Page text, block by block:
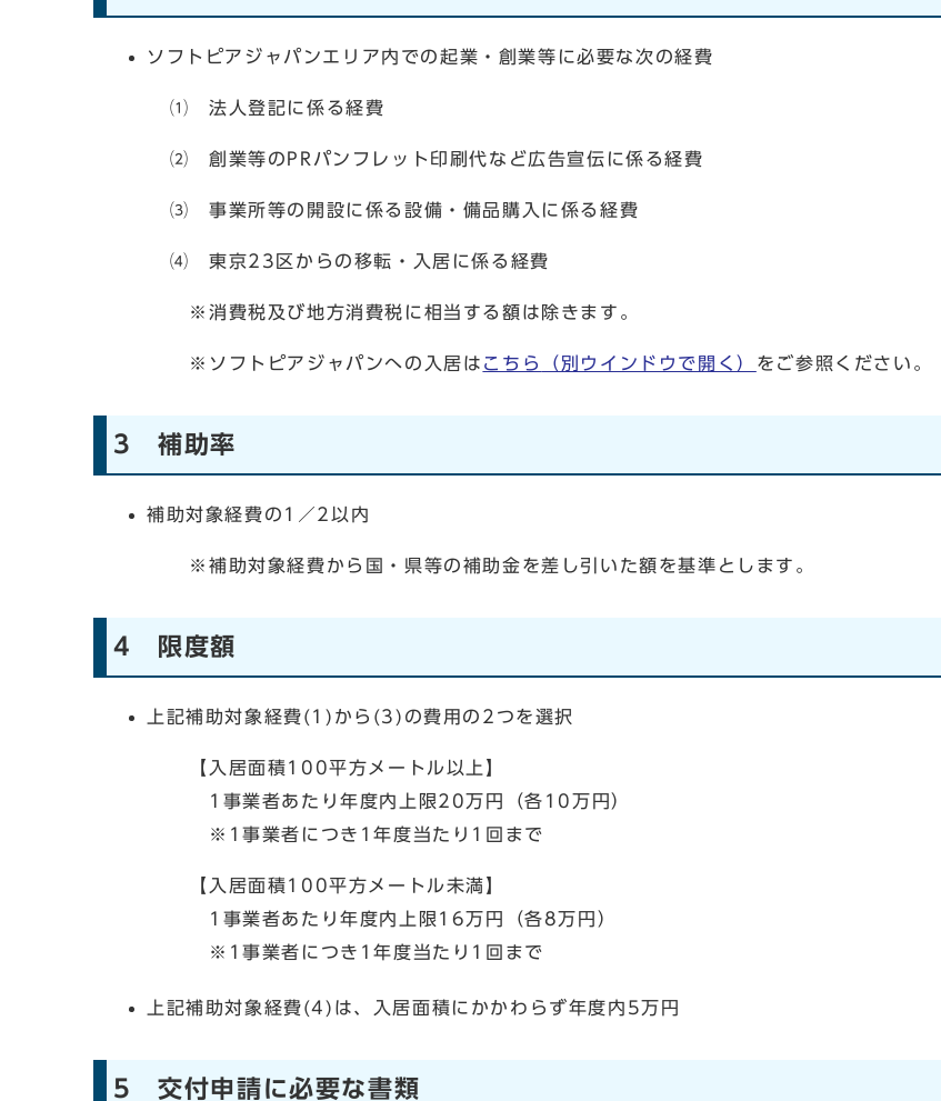
ソフトピアジャパンエリア内での起業・創業等に必要な次の経費
⑴ 法人登記に係る経費
⑵ 創業等のPRパンフレット印刷代など広告宣伝に係る経費
⑶ 事業所等の開設に係る設備・備品購入に係る経費
⑷ 東京23区からの移転・入居に係る経費
※消費税及び地方消費税に相当する額は除きます。
※ソフトピアジャパンへの入居は こちら （別ウインドウで開く） をご参照ください。
3 補助率
補助対象経費の1／2以内
※補助対象経費から国・県等の補助金を差し引いた額を基準とします。
4 限度額
上記補助対象経費(1)から(3)の費用の2つを選択
【入居面積100平方メートル以上】
1事業者あたり年度内上限20万円（各10万円）
※1事業者につき1年度当たり1回まで
【入居面積100平方メートル未満】
1事業者あたり年度内上限16万円（各8万円）
※1事業者につき1年度当たり1回まで
上記補助対象経費(4)は、入居面積にかかわらず年度内5万円
5 交付申請に必要な書類